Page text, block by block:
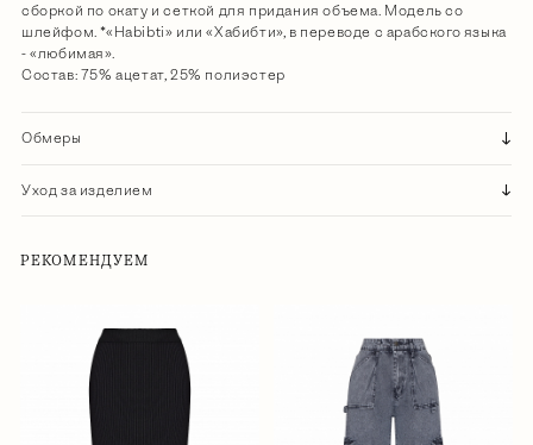
сборкой по окату и сеткой для придания объема. Модель со
шлейфом. *«Habibti» или «Хабибти», в переводе с арабского языка
- «любимая».
Состав: 75% ацетат, 25% полиэстер
Обмеры
Уход за изделием
РЕКОМЕНДУЕМ